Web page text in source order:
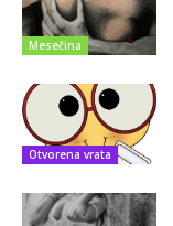
Mesečina
Otvorena vrata